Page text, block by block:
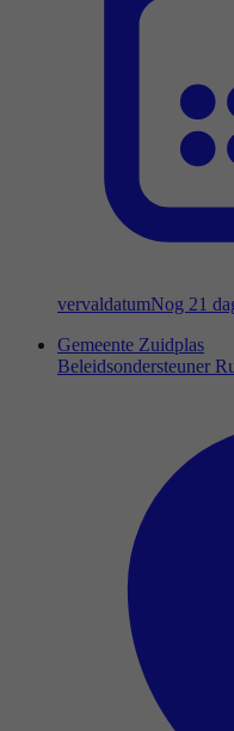
vervaldatumNog 21
Gemeente Zuidplas
Beleidsondersteuner